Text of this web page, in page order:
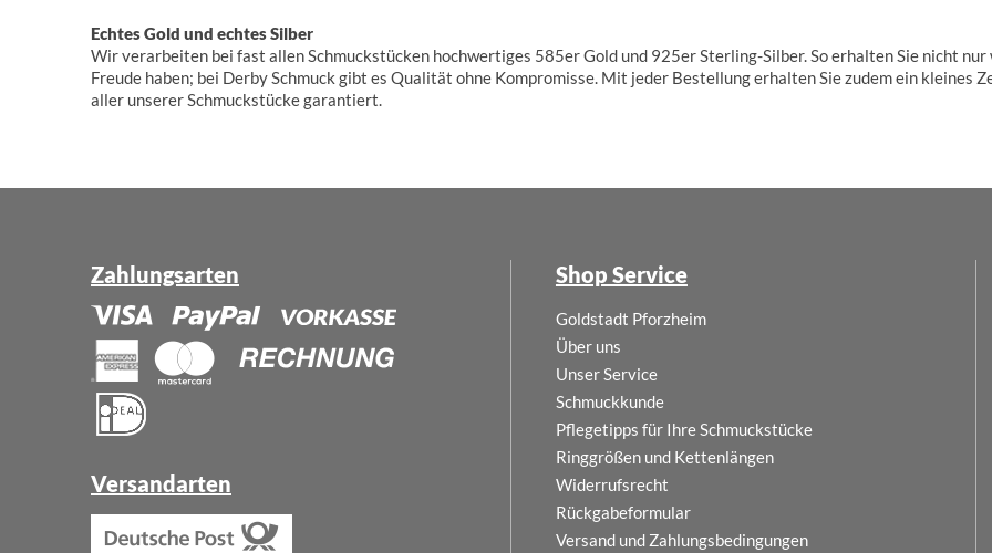
Echtes Gold und echtes Silber
Wir verarbeiten bei fast allen Schmuckstücken hochwertiges 585er Gold und 925er Sterling-Silber. So erhalten Sie nicht
Freude haben; bei Derby Schmuck gibt es Qualität ohne Kompromisse. Mit jeder Bestellung erhalten Sie zudem ein
aller unserer Schmuckstücke garantiert.
Zahlungsarten
Versandarten
Shop Service
Goldstadt Pforzheim
Über uns
Unser Service
Schmuckkunde
Pflegetipps für Ihre Schmuckstücke
Ringgrößen und Kettenlängen
Widerrufsrecht
Rückgabeformular
Versand und Zahlungsbedingungen